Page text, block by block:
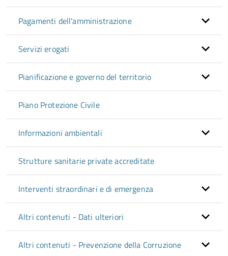
Pagamenti dell'amministrazione
Servizi erogati
Pianificazione e governo del territorio
Piano Protezione Civile
Informazioni ambientali
Strutture sanitarie private accreditate
Interventi straordinari e di emergenza
Altri contenuti - Dati ulteriori
Altri contenuti - Prevenzione della Corruzione